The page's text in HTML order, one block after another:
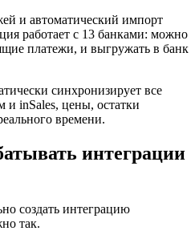
и автоматический импорт
работает с 13 банками: можно
платежи, и выгружать в банк
синхронизирует все
inSales, цены, остатки
времени.
интеграции
создать интеграцию
так.